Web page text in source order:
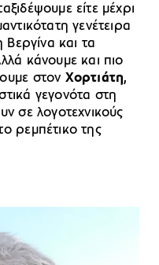
είτε μέχρι
γενέτειρα
Βεργίνα και τα
κάνουμε και πιο
στον Χορτιάτη,
γεγονότα στη
σε λογοτεχνικούς
ρεμπέτικο της